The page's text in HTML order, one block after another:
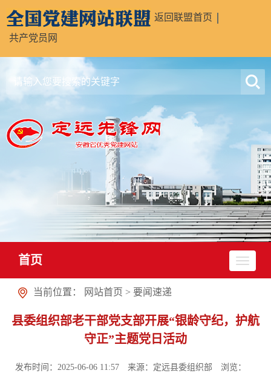
返回联盟首页
共产党员网
首页
当前位置： 网站首页 > 要闻速递
县委组织部老干部党支部开展“银龄守纪，护航
守正”主题党日活动
发布时间：2025-06-06 11:57 来源：定远县委组织部
浏览：